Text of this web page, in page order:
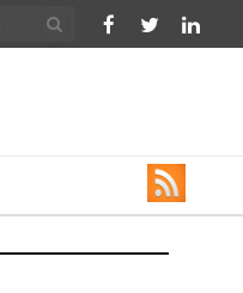
Facebook
Twitter